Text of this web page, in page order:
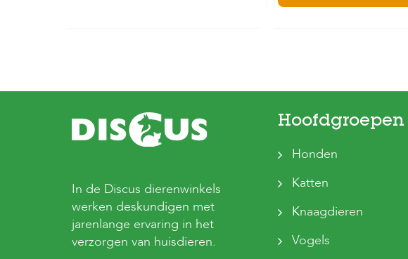
In de Discus dierenwinkels
werken deskundigen met
jarenlange ervaring in het
verzorgen van huisdieren.
Hoofdgroepen
Honden
Katten
Knaagdieren
Vogels